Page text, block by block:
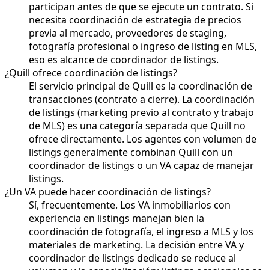
participan antes de que se ejecute un contrato. Si
necesita coordinación de estrategia de precios
previa al mercado, proveedores de staging,
fotografía profesional o ingreso de listing en MLS,
eso es alcance de coordinador de listings.
¿Quill ofrece coordinación de listings?
El servicio principal de Quill es la coordinación de
transacciones (contrato a cierre). La coordinación
de listings (marketing previo al contrato y trabajo
de MLS) es una categoría separada que Quill no
ofrece directamente. Los agentes con volumen de
listings generalmente combinan Quill con un
coordinador de listings o un VA capaz de manejar
listings.
¿Un VA puede hacer coordinación de listings?
Sí, frecuentemente. Los VA inmobiliarios con
experiencia en listings manejan bien la
coordinación de fotografía, el ingreso a MLS y los
materiales de marketing. La decisión entre VA y
coordinador de listings dedicado se reduce al